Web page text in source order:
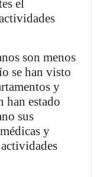
el
son menos
se han visto
y
han estado
sus
y